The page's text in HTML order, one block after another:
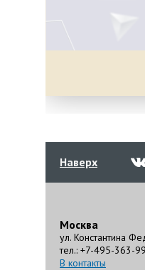
Наверх
Москва
ул. Константина
тел.: +7-495-363-
В контакты